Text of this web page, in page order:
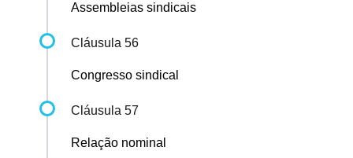
Assembleias sindicais
Cláusula 56
Congresso sindical
Cláusula 57
Relação nominal